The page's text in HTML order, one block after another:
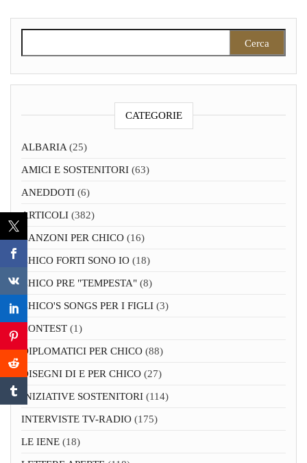
CATEGORIE
ALBARIA (25)
AMICI E SOSTENITORI (63)
ANEDDOTI (6)
ARTICOLI (382)
CANZONI PER CHICO (16)
CHICO FORTI SONO IO (18)
CHICO PRE "TEMPESTA" (8)
CHICO'S SONGS PER I FIGLI (3)
CONTEST (1)
DIPLOMATICI PER CHICO (88)
DISEGNI DI E PER CHICO (27)
INIZIATIVE SOSTENITORI (114)
INTERVISTE TV-RADIO (175)
LE IENE (18)